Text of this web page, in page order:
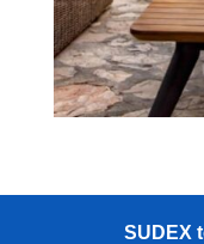
SUDEX